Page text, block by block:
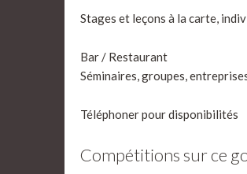
Stages et leçons à la carte,
Bar / Restaurant
Séminaires, groupes,
Téléphoner pour disponibilités
Compétitions sur ce